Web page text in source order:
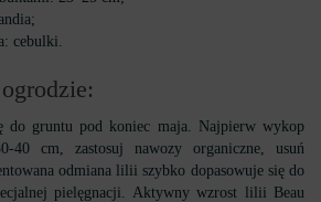
cebulki.
do gruntu pod koniec maja. Najpierw wykop
40 cm, zastosuj nawozy organiczne, usuń
odmiana lilii szybko dopasowuje się do
pielęgnacji. Aktywny wzrost lilii Beau